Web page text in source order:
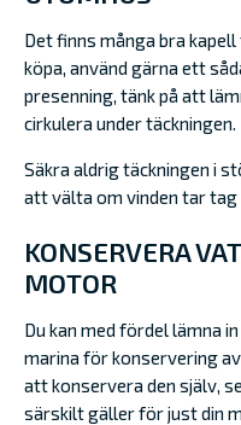
Det finns många bra
köpa, använd gärna ett
presenning, tänk på att
cirkulera under täckningen.
Säkra aldrig täckningen i
att välta om vinden tar tag
KONSERVERA
MOTOR
Du kan med fördel lämna
marina för konservering
att konservera den själv,
särskilt gäller för just din